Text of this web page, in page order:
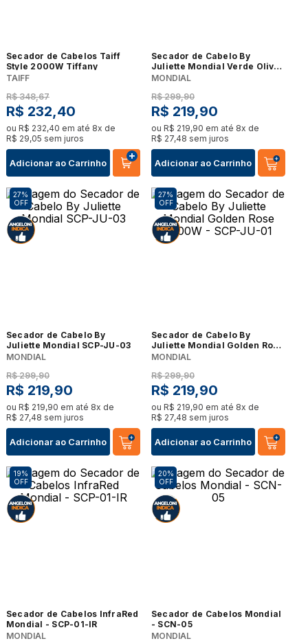
Secador de Cabelos Taiff
Style 2000W Tiffany
TAIFF
R$ 348,67
R$ 232,40
ou R$ 232,40 em até 8x de
R$ 29,05 sem juros
Adicionar ao Carrinho
Secador de Cabelo By
Juliette Mondial Verde Oliva
2000W - SCP-JU-02
MONDIAL
R$ 299,90
R$ 219,90
ou R$ 219,90 em até 8x de
R$ 27,48 sem juros
Adicionar ao Carrinho
27%
OFF
Secador de Cabelo By
Juliette Mondial SCP-JU-03
MONDIAL
R$ 299,90
R$ 219,90
ou R$ 219,90 em até 8x de
R$ 27,48 sem juros
Adicionar ao Carrinho
27%
OFF
Secador de Cabelo By
Juliette Mondial Golden Rose
2000W - SCP-JU-01
MONDIAL
R$ 299,90
R$ 219,90
ou R$ 219,90 em até 8x de
R$ 27,48 sem juros
Adicionar ao Carrinho
19%
OFF
Secador de Cabelos InfraRed
Mondial - SCP-01-IR
MONDIAL
20%
OFF
Secador de Cabelos Mondial
- SCN-05
MONDIAL